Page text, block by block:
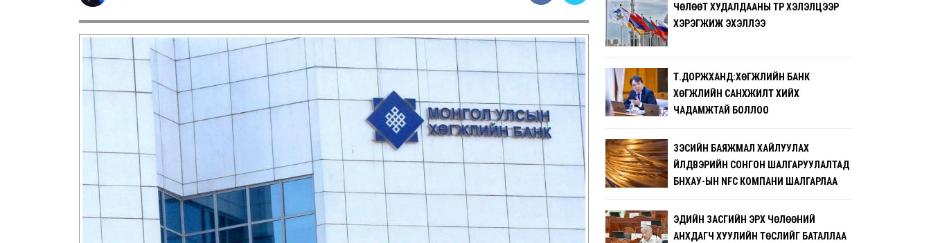
ЧӨЛӨӨТ ХУДАЛДААНЫ ТҮР ХЭЛЭЛЦЭЭР
ХЭРЭГЖИЖ ЭХЭЛЛЭЭ
Т.ДОРЖХАНД:ХӨГЖЛИЙН БАНК
ХӨГЖЛИЙН САНХҮҮЖИЛТ ХИЙХ
ЧАДАМЖТАЙ БОЛЛОО
ЗЭСИЙН БАЯЖМАЛ ХАЙЛУУЛАХ
ҮЙЛДВЭРИЙН СОНГОН ШАЛГАРУУЛАЛТАД
БНХАУ-ЫН NFC КОМПАНИ ШАЛГАРЛАА
ЭДИЙН ЗАСГИЙН ЭРХ ЧӨЛӨӨНИЙ
АНХДАГЧ ХУУЛИЙН ТӨСЛИЙГ БАТАЛЛАА